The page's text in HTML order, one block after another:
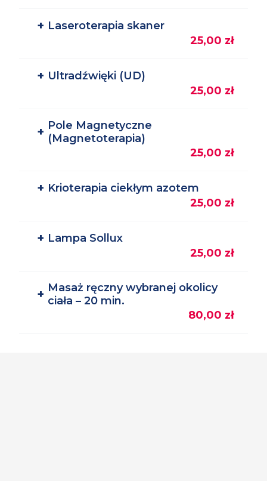
+ Laseroterapia skaner
25,00 zł
+ Ultradźwięki (UD)
25,00 zł
+ Pole Magnetyczne
(Magnetoterapia)
25,00 zł
+ Krioterapia ciekłym azotem
25,00 zł
+ Lampa Sollux
25,00 zł
+ Masaż ręczny wybranej okolicy
ciała – 20 min.
80,00 zł